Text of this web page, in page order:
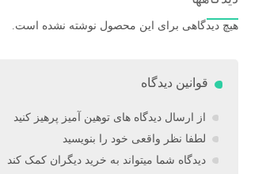
هیچ دیدگاهی برای این محصول نوشته نشده است.
قوانین دیدگاه
از ارسال دیدگاه های توهین آمیز پرهیز کنید
لطفا نظر واقعی خود را بنویسید
دیدگاه شما میتواند به خرید دیگران کمک کند